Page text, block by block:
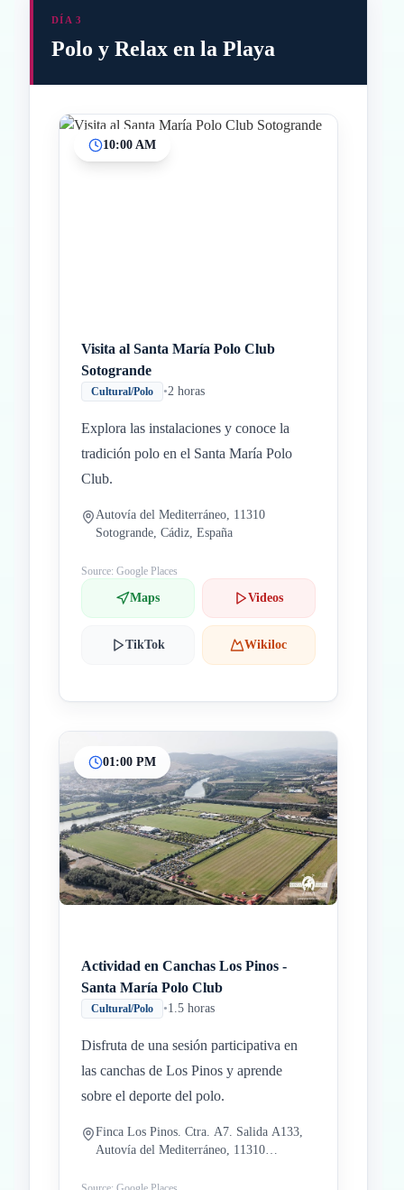
DÍA 3
Polo y Relax en la Playa
10:00 AM
Visita al Santa María Polo Club
Sotogrande
Cultural/Polo •2 horas
Explora las instalaciones y conoce la
tradición polo en el Santa María Polo
Club.
Autovía del Mediterráneo, 11310
Sotogrande, Cádiz, España
Source: Google Places
Maps Videos
TikTok Wikiloc
01:00 PM
Actividad en Canchas Los Pinos -
Santa María Polo Club
Cultural/Polo •1.5 horas
Disfruta de una sesión participativa en
las canchas de Los Pinos y aprende
sobre el deporte del polo.
Finca Los Pinos. Ctra. A7. Salida A133,
Autovía del Mediterráneo, 11310